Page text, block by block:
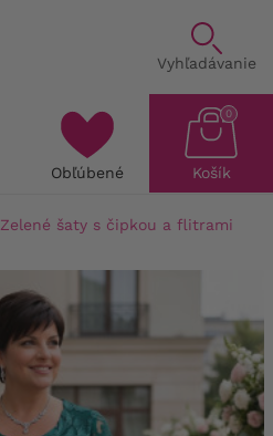
Vyhľadávanie
Obľúbené Košík
0
Zelené šaty s čipkou a flitrami